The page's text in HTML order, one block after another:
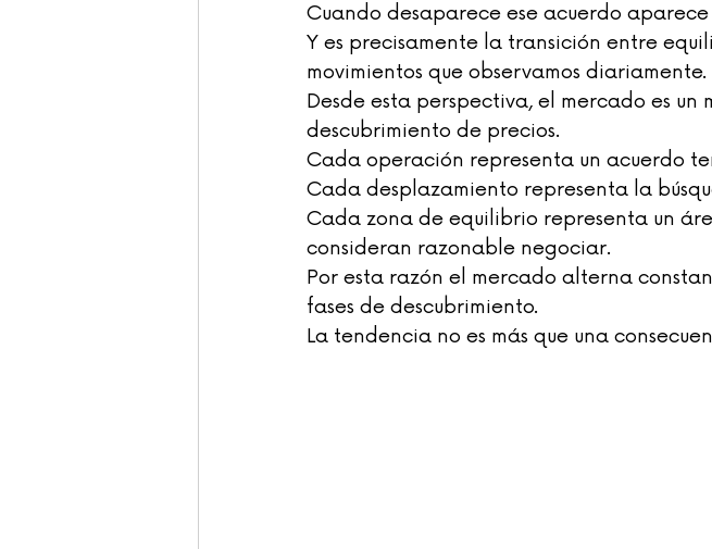
Cuando desaparece ese acuerdo
Y es precisamente la transición entre
movimientos que observamos diariamente.
Desde esta perspectiva, el mercado es un
descubrimiento de precios.
Cada operación representa un acuerdo
Cada desplazamiento representa la
Cada zona de equilibrio representa un
consideran razonable negociar.
Por esta razón el mercado alterna
fases de descubrimiento.
La tendencia no es más que una